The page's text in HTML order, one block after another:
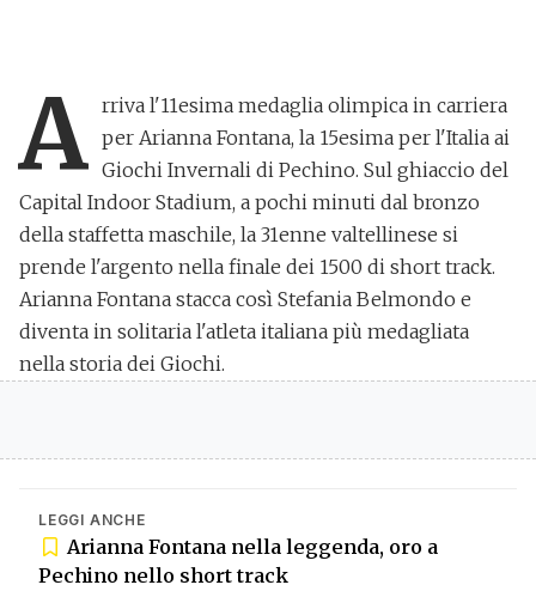
A rriva l'11esima medaglia olimpica in carriera
per Arianna Fontana, la 15esima per l'Italia ai
Giochi Invernali di Pechino. Sul ghiaccio del
Capital Indoor Stadium, a pochi minuti dal bronzo
della staffetta maschile, la 31enne valtellinese si
prende l'argento nella finale dei 1500 di short track.
Arianna Fontana stacca così Stefania Belmondo e
diventa in solitaria l'atleta italiana più medagliata
nella storia dei Giochi.
LEGGI ANCHE
Arianna Fontana nella leggenda, oro a
Pechino nello short track